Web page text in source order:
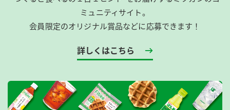
ミュニティサイト。
会員限定のオリジナル賞品などに応募できます！
詳しくはこちら